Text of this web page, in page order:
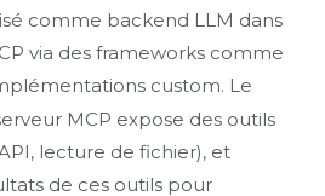
comme backend LLM dans
via des frameworks comme
custom. Le
MCP expose des outils
lecture de fichier), et
de ces outils pour